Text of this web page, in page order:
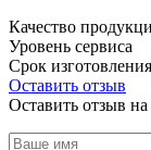
Качество
Уровень сервиса
Срок изготовления
Оставить отзыв
Оставить отзыв